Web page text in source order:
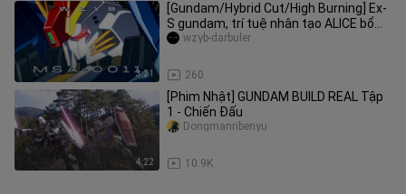
3:21
[Gundam/Hybrid Cut/High Burning] Ex-
S gundam, trí tuệ nhân tạo ALICE bổ
sung sức mạnh chiến đấu tươn
260
wzyb-darbuler
4:22
[Phim Nhật] GUNDAM BUILD REAL Tập
1 - Chiến Đấu
10.9K
Dongmanribenyu